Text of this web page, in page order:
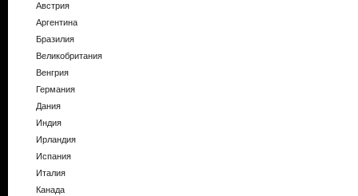
Австрия
Аргентина
Бразилия
Великобритания
Венгрия
Германия
Дания
Индия
Ирландия
Испания
Италия
Канада